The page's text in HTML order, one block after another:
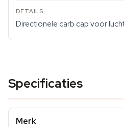
Directionele carb cap voor
Specificaties
Merk